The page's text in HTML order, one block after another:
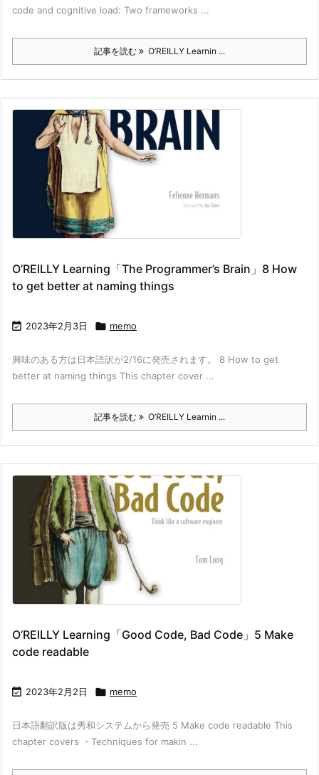
code and cognitive load: Two frameworks ...
記事を読む O’REILLY Learnin ...
O’REILLY Learning「The Programmer’s Brain」8 How
to get better at naming things
 2023年2月3日  memo
興味のある方は日本語訳が2/16に発売されます。 8 How to get
better at naming things This chapter cover ...
記事を読む O’REILLY Learnin ...
O’REILLY Learning「Good Code, Bad Code」5 Make
code readable
 2023年2月2日  memo
日本語翻訳版は秀和システムから発売 5 Make code readable This
chapter covers ・Techniques for makin ...